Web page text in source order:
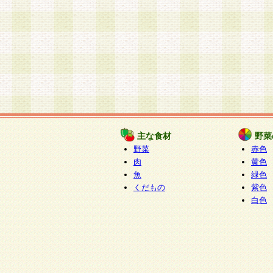
主な食材
野菜
肉
魚
くだもの
野
赤色
黄色
緑色
紫色
白色